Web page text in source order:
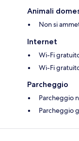
Animali
Non si
Internet
Wi-Fi
Wi-Fi
Parcheggio
Parcheggio
Parcheggio